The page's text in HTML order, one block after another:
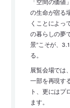
の生命が宿る
くことによっ
の暮らしの夢
景”こそが、
る。
展覧会場では
一部を再現す
ト、更にはプ
ます。